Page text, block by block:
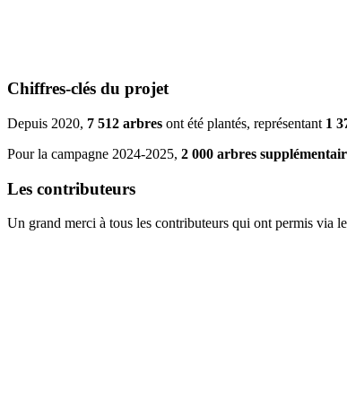
Chiffres-clés du projet
Depuis 2020, 7 512 arbres ont été plantés, représentant 1
Pour la campagne 2024-2025, 2 000 arbres
Les contributeurs
Un grand merci à tous les contributeurs qui ont permis via